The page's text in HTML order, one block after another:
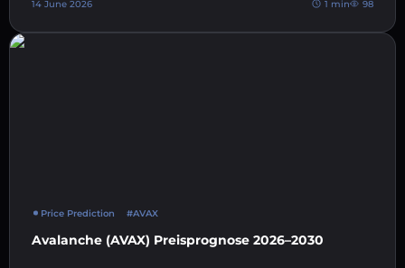
14 June 2026 1 min 98
Price Prediction #AVAX
Avalanche (AVAX) Preisprognose 2026–2030